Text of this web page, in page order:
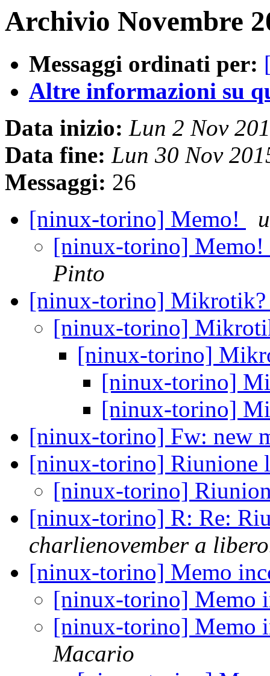
Archivio Novembre
Messaggi ordinati per:
Altre informazioni su
Data inizio: Lun 2 Nov
Data fine: Lun 30 Nov
Messaggi: 26
[ninux-torino] Memo!
[ninux-torino] Memo!
Pinto
[ninux-torino]
[ninux-torino]
[ninux-torino]
[ninux-torino]
[ninux-torino]
[ninux-torino] Fw: new
[ninux-torino] Riunione
[ninux-torino]
[ninux-torino] R: Re:
charlienovember a
[ninux-torino] Memo
[ninux-torino] Memo
[ninux-torino] Memo
Macario